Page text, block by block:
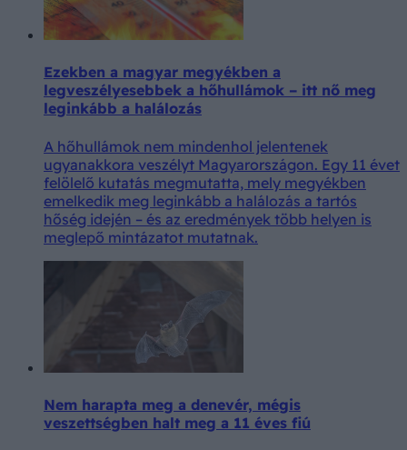
Ezekben a magyar megyékben a
legveszélyesebbek a hőhullámok – itt nő meg
leginkább a halálozás
A hőhullámok nem mindenhol jelentenek
ugyanakkora veszélyt Magyarországon. Egy 11 évet
felölelő kutatás megmutatta, mely megyékben
emelkedik meg leginkább a halálozás a tartós
hőség idején – és az eredmények több helyen is
meglepő mintázatot mutatnak.
Nem harapta meg a denevér, mégis
veszettségben halt meg a 11 éves fiú